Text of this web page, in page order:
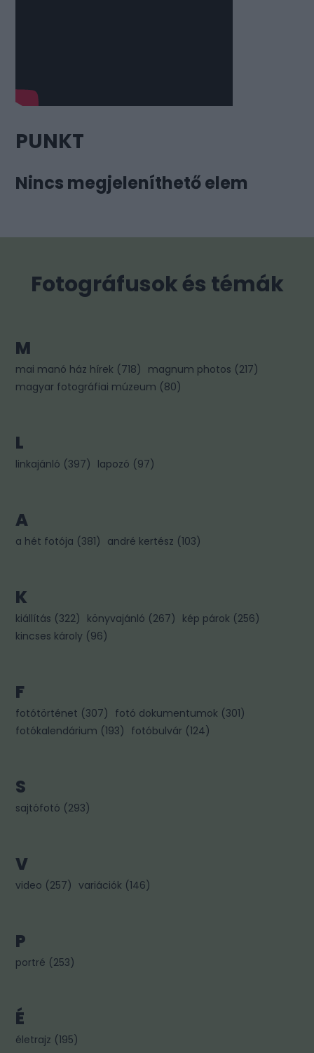
PUNKT
Nincs megjeleníthető elem
Fotográfusok és témák
M
mai manó ház hírek (718) magnum photos (217)
magyar fotográfiai múzeum (80)
L
linkajánló (397) lapozó (97)
A
a hét fotója (381) andré kertész (103)
K
kiállítás (322) könyvajánló (267) kép párok (256)
kincses károly (96)
F
fotótörténet (307) fotó dokumentumok (301)
fotókalendárium (193) fotóbulvár (124)
S
sajtófotó (293)
V
video (257) variációk (146)
P
portré (253)
É
életrajz (195)